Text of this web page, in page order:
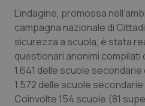
Marche
Molise
Piemonte
Donna & Salute
Epatiti
HIV
L’indagine, promossa
campagna nazionale di
sicurezza a scuola, è stata
questionari anonimi compilati
1.641 delle scuole
1.572 delle scuole
Coinvolte 154 scuole (81